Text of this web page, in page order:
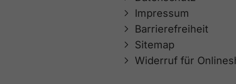
Impressum
Barrierefreiheit
Sitemap
Widerruf für